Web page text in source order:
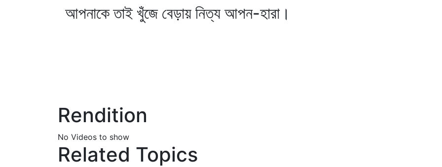
আপনাকে তাই খুঁজে বেড়ায় নিত্য আপন-হারা।
Rendition
No Videos to show
Related Topics